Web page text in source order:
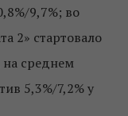
9,7%; во
2» стартовало
на среднем
5,3%/7,2% у